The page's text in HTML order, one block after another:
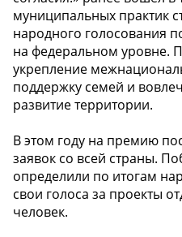
муниципальных практик
народного голосования
на федеральном уровне.
укрепление
поддержку семей и
развитие территории.
В этом году на премию
заявок со всей страны.
определили по итогам
свои голоса за проекты
человек.